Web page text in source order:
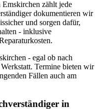
zählt jede
dokumentieren wir
und sorgen dafür,
- inklusive
- egal ob nach
Termine bieten wir
Fällen auch am
in